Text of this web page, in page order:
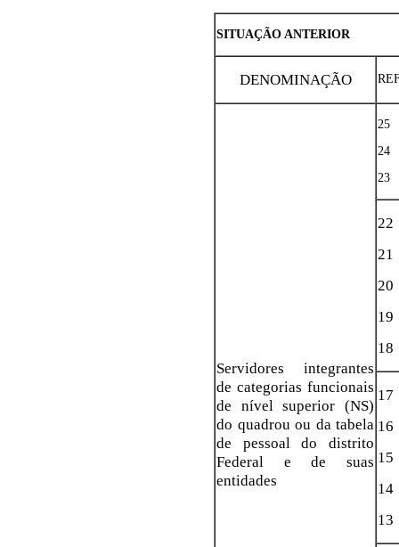
SITUAÇÃO
DENOMINAÇÃO
Servidores integrantes
de categorias funcionais
de nível superior (NS)
do quadrou ou da tabela
de pessoal do distrito
Federal e de suas
entidades
25
24
23
22
21
20
19
18
17
16
15
14
13